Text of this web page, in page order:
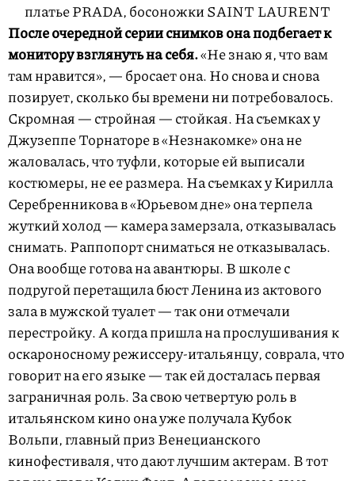
платье PRADA, босоножки SAINT LAURENT
После очередной серии снимков она подбегает к
монитору взглянуть на себя.«Не знаю я, что вам
там нравится», — бросает она. Но снова и снова
позирует, сколько бы времени ни потребовалось.
Скромная — стройная — стойкая. На съемках у
Джузеппе Торнаторе в «Незнакомке» она не
жаловалась, что туфли, которые ей выписали
костюмеры, не ее размера. На съемках у Кирилла
Серебренникова в «Юрьевом дне» она терпела
жуткий холод — камера замерзала, отказывалась
снимать. Раппопорт сниматься не отказывалась.
Она вообще готова на авантюры. В школе с
подругой перетащила бюст Ленина из актового
зала в мужской туалет — так они отмечали
перестройку. А когда пришла на прослушивания к
оскароносному режиссеру-итальянцу, соврала, что
говорит на его языке — так ей досталась первая
заграничная роль. За свою четвертую роль в
итальянском кино она уже получала Кубок
Вольпи, главный приз Венецианского
кинофестиваля, что дают лучшим актерам. В тот